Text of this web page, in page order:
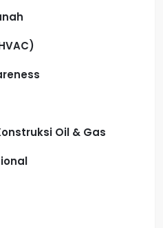
Oil & Gas